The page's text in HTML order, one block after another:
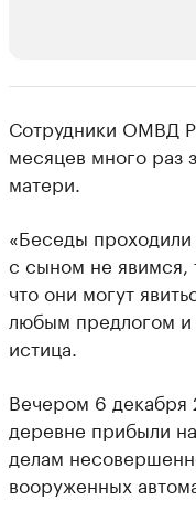
Крупные
Найдите и проверьте данные
Сотрудники ОМВД
месяцев много раз
матери.
«Беседы
с сыном не явимся,
что они могут
любым предлогом и
истица.
Вечером 6 декабря
деревне прибыли
делам
вооруженных